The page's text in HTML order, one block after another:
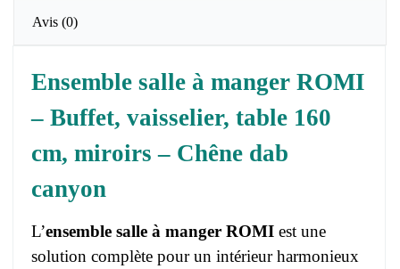
Avis (0)
Ensemble salle à manger ROMI
– Buffet, vaisselier, table 160
cm, miroirs – Chêne dab
canyon
L’ensemble salle à manger ROMI est une
solution complète pour un intérieur harmonieux